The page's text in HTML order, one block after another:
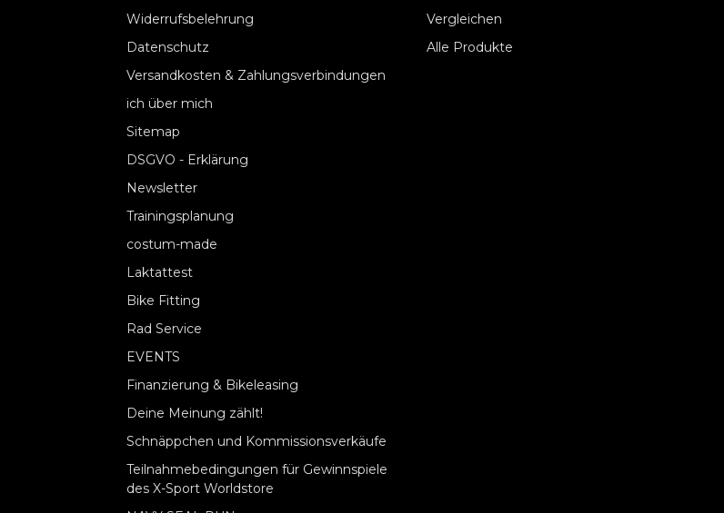
Widerrufsbelehrung
Datenschutz
Versandkosten & Zahlungsverbindungen
ich über mich
Sitemap
DSGVO - Erklärung
Newsletter
Trainingsplanung
costum-made
Laktattest
Bike Fitting
Rad Service
EVENTS
Finanzierung & Bikeleasing
Deine Meinung zählt!
Schnäppchen und Kommissionsverkäufe
Teilnahmebedingungen für Gewinnspiele
des X-Sport Worldstore
Vergleichen
Alle Produkte